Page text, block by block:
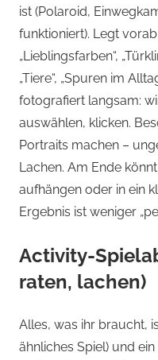
ist (Polaroid,
funktioniert). Legt
„Lieblingsfarben“,
„Tiere“, „Spuren im
fotografiert langsam:
auswählen, klicken.
Portraits machen –
Lachen. Am Ende
aufhängen oder in ein
Ergebnis ist weniger
Activity-
raten, lachen)
Alles, was ihr braucht,
ähnliches Spiel) und